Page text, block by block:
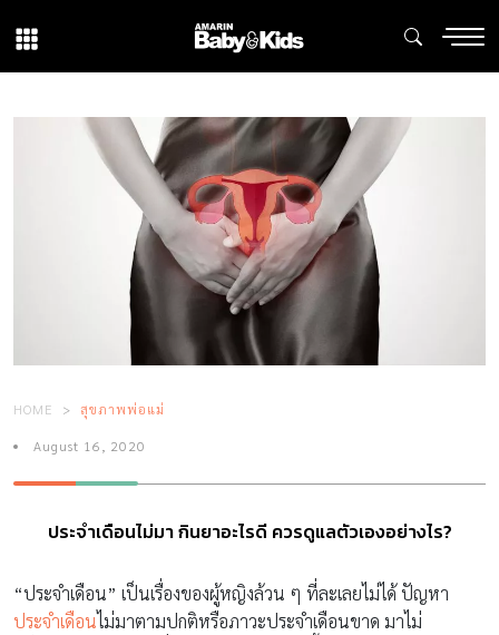
HOME สุขภาพพ่อแม่
August 16, 2020
ประจำเดือนไม่มา กินยาอะไรดี ควรดูแลตัวเองอย่างไร?
“ประจำเดือน” เป็นเรื่องของผู้หญิงล้วน ๆ ที่ละเลยไม่ได้ ปัญหา
ประจำเดือนไม่มาตามปกติหรือภาวะประจำเดือนขาด มาไม่